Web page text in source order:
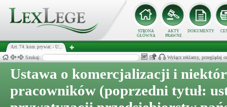
STRONA
GŁÓWNA
AKTY
PRAWNE
DOKUMENTY
Art. 74. kom. prywat. - U...
Szukaj: Wyłącz reklamy, przeglądaj
Ustawa o komercjalizacji i
pracowników (poprzedni tytuł: